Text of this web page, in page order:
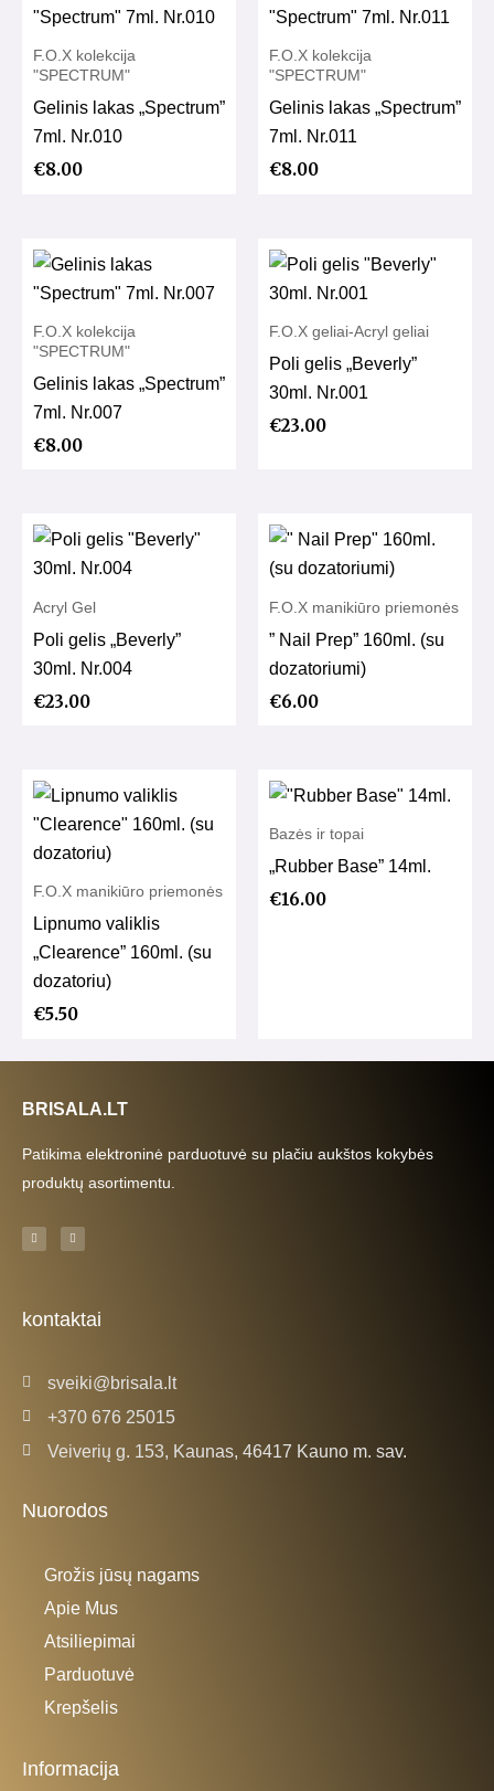
F.O.X kolekcija
"SPECTRUM"
Gelinis lakas „Spectrum”
7ml. Nr.010
€8.00
F.O.X kolekcija
"SPECTRUM"
Gelinis lakas „Spectrum”
7ml. Nr.011
€8.00
F.O.X kolekcija
"SPECTRUM"
Gelinis lakas „Spectrum”
7ml. Nr.007
€8.00
F.O.X geliai-Acryl geliai
Poli gelis „Beverly”
30ml. Nr.001
€23.00
Acryl Gel
Poli gelis „Beverly”
30ml. Nr.004
€23.00
F.O.X manikiūro priemonės
” Nail Prep” 160ml. (su
dozatoriumi)
€6.00
F.O.X manikiūro priemonės
Lipnumo valiklis
„Clearence” 160ml. (su
dozatoriu)
€5.50
Bazės ir topai
„Rubber Base” 14ml.
€16.00
BRISALA.LT
Patikima elektroninė parduotuvė su plačiu aukštos kokybės
produktų asortimentu.
F
a
c
-
f
I
n
s
m
kontaktai
sveiki@brisala.lt
+370 676 25015
Veiverių g. 153, Kaunas, 46417 Kauno m. sav.
Nuorodos
Grožis jūsų nagams
Apie Mus
Atsiliepimai
Parduotuvė
Krepšelis
Informacija